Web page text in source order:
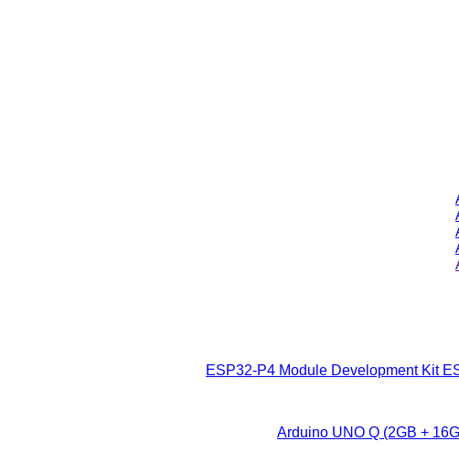
ESP32-P4 Module Development Kit
Arduino UNO Q (2GB +